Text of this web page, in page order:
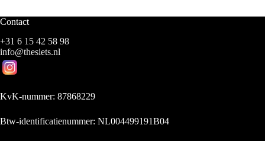
Contact
+31 6 15 42 58 98
info@thesiets.nl
KvK-nummer: 87868229
Btw-identificatienummer: NL004499191B04